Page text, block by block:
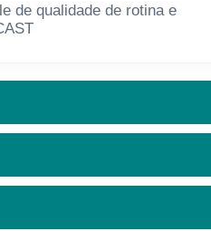
de qualidade de rotina e